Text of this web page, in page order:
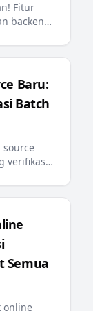
Fitur
backend,
Baru:
Batch
source
verifikasi
time
Semua
online